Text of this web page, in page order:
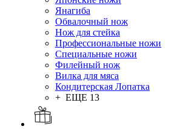
Янагиба
Обвалочный нож
Нож для стейка
Профессиональные ножи
Специальные ножи
Филейный нож
Вилка для мяса
Кондитерская Лопатка
+ ЕЩЕ 13